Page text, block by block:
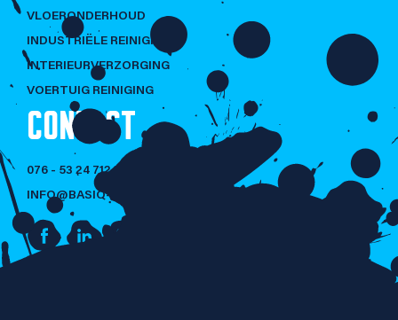
VLOERONDERHOUD
INDUSTRIËLE REINIGING
INTERIEURVERZORGING
VOERTUIG REINIGING
CONTACT
076 - 53 24 712
INFO@BASIQ-CLEANING.NL